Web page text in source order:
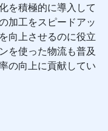
を積極的に導入して
加工をスピードアッ
向上させるのに役立
を使った物流も普及
の向上に貢献してい